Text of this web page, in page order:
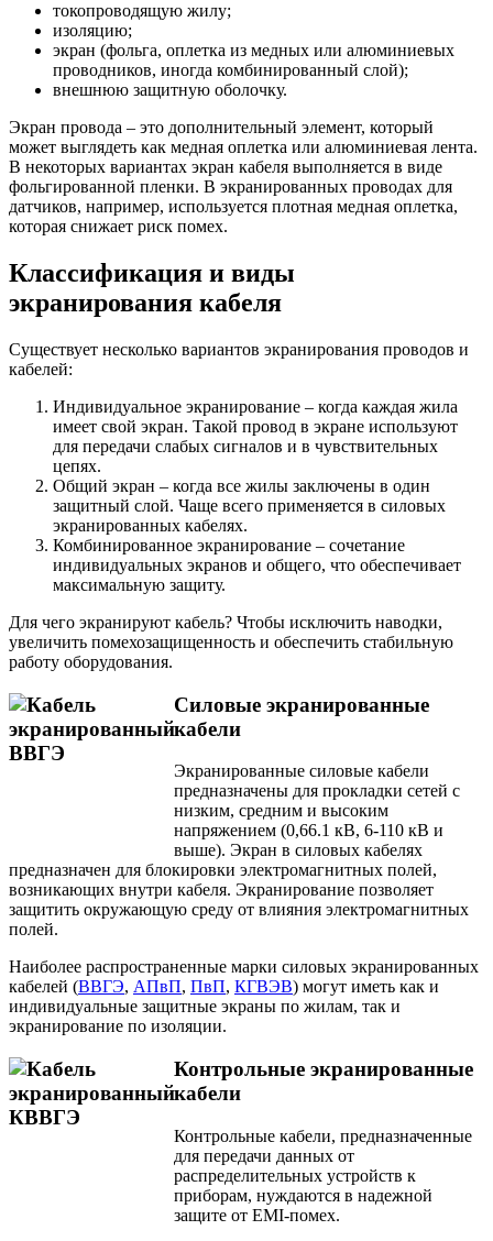
токопроводящую жилу;
изоляцию;
экран (фольга, оплетка из медных или алюминиевых
проводников, иногда комбинированный слой);
внешнюю защитную оболочку.
Экран провода – это дополнительный элемент, который
может выглядеть как медная оплетка или алюминиевая лента.
В некоторых вариантах экран кабеля выполняется в виде
фольгированной пленки. В экранированных проводах для
датчиков, например, используется плотная медная оплетка,
которая снижает риск помех.
Классификация и виды
экранирования кабеля
Существует несколько вариантов экранирования проводов и
кабелей:
Индивидуальное экранирование – когда каждая жила
имеет свой экран. Такой провод в экране используют
для передачи слабых сигналов и в чувствительных
цепях.
Общий экран – когда все жилы заключены в один
защитный слой. Чаще всего применяется в силовых
экранированных кабелях.
Комбинированное экранирование – сочетание
индивидуальных экранов и общего, что обеспечивает
максимальную защиту.
Для чего экранируют кабель? Чтобы исключить наводки,
увеличить помехозащищенность и обеспечить стабильную
работу оборудования.
Силовые экранированные
кабели
Экранированные силовые кабели
предназначены для прокладки сетей с
низким, средним и высоким
напряжением (0,66.1 кВ, 6-110 кВ и
выше). Экран в силовых кабелях
предназначен для блокировки электромагнитных полей,
возникающих внутри кабеля. Экранирование позволяет
защитить окружающую среду от влияния электромагнитных
полей.
Наиболее распространенные марки силовых экранированных
кабелей (ВВГЭ, АПвП, ПвП, КГВЭВ) могут иметь как и
индивидуальные защитные экраны по жилам, так и
экранирование по изоляции.
Контрольные экранированные
кабели
Контрольные кабели, предназначенные
для передачи данных от
распределительных устройств к
приборам, нуждаются в надежной
защите от EMI-помех.